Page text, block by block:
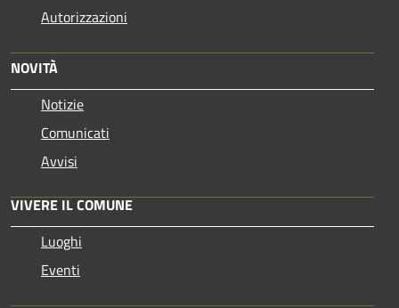
Autorizzazioni
NOVITÀ
Notizie
Comunicati
Avvisi
VIVERE IL COMUNE
Luoghi
Eventi